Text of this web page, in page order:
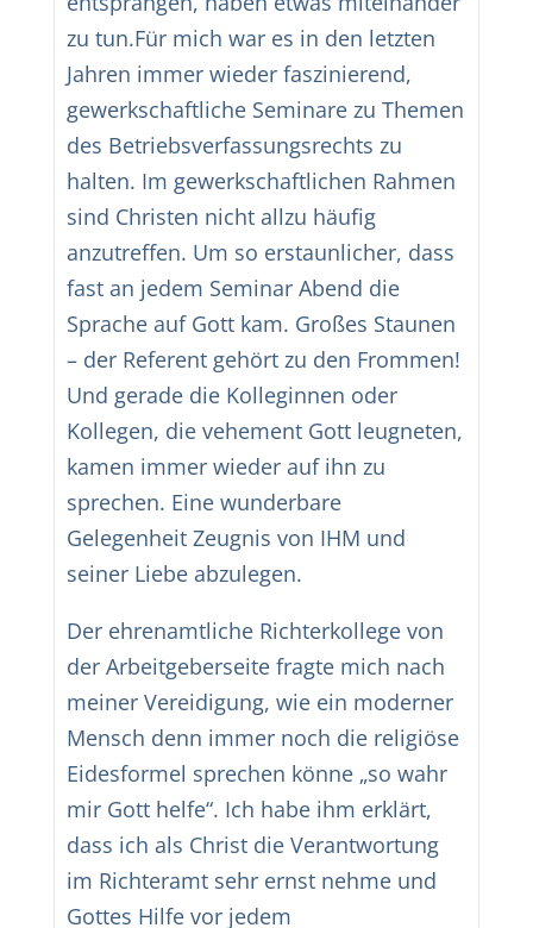
zu tun.Für mich war es in den letzten
Jahren immer wieder faszinierend,
gewerkschaftliche Seminare zu Themen
des Betriebsverfassungsrechts zu
halten. Im gewerkschaftlichen Rahmen
sind Christen nicht allzu häufig
anzutreffen. Um so erstaunlicher, dass
fast an jedem Seminar Abend die
Sprache auf Gott kam. Großes Staunen
– der Referent gehört zu den Frommen!
Und gerade die Kolleginnen oder
Kollegen, die vehement Gott leugneten,
kamen immer wieder auf ihn zu
sprechen. Eine wunderbare
Gelegenheit Zeugnis von IHM und
seiner Liebe abzulegen.
Der ehrenamtliche Richterkollege von
der Arbeitgeberseite fragte mich nach
meiner Vereidigung, wie ein moderner
Mensch denn immer noch die religiöse
Eidesformel sprechen könne „so wahr
mir Gott helfe“. Ich habe ihm erklärt,
dass ich als Christ die Verantwortung
im Richteramt sehr ernst nehme und
Gottes Hilfe vor jedem